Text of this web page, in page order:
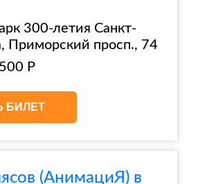
300-летия Санкт-
Приморский просп., 74
Р
БИЛЕТ
(АнимациЯ) в